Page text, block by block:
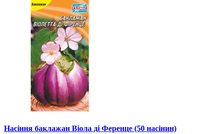
Насіння баклажан Віола ді Ференце (50 насінин)